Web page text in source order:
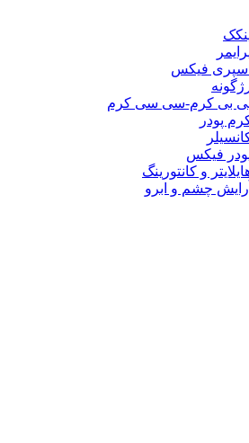
اسپری فیکس
بی کرم-سی سی کرم
پودر
فیکس
و کانتورینگ
چشم و ابرو